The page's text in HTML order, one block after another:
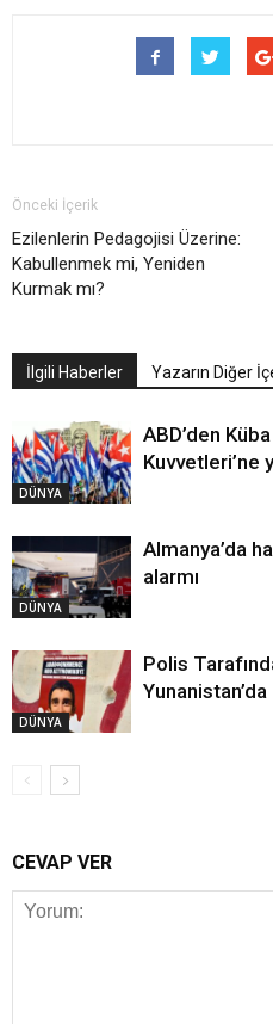
Önceki İçerik
Ezilenlerin Pedagojisi Üzerine:
Kabullenmek mi, Yeniden
Kurmak mı?
İlgili Haberler Yazarın Diğer
DÜNYA
ABD’den
Kuvvetleri’ne
DÜNYA
Almanya’da
alarmı
DÜNYA
Polis
CEVAP VER